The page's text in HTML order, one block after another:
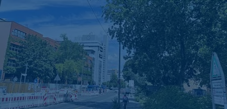
Health Innovation Quarter Berlin-Mitte: Neue Wege für